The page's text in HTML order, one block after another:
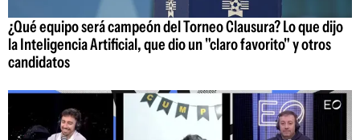
¿Qué equipo será campeón del Torneo Clausura? Lo que dijo
la Inteligencia Artificial, que dio un "claro favorito" y otros
candidatos